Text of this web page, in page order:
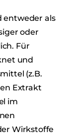
entweder als
oder
Für
und
(z.B.
Extrakt
im
Wirkstoffe